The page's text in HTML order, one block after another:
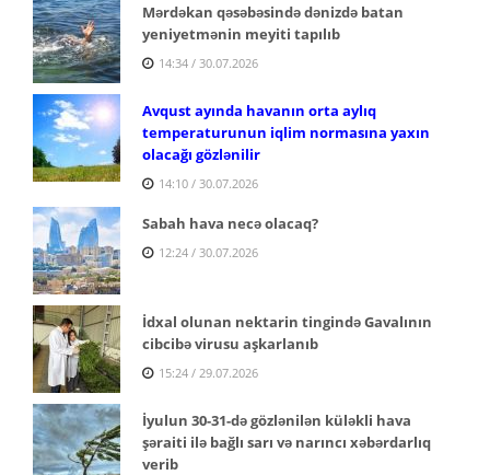
Mərdəkan qəsəbəsində dənizdə batan
yeniyetmənin meyiti tapılıb
14:34 / 30.07.2026
Avqust ayında havanın orta aylıq
temperaturunun iqlim normasına yaxın
olacağı gözlənilir
14:10 / 30.07.2026
Sabah hava necə olacaq?
12:24 / 30.07.2026
İdxal olunan nektarin tingində Gavalının
cibcibə virusu aşkarlanıb
15:24 / 29.07.2026
İyulun 30-31-də gözlənilən küləkli hava
şəraiti ilə bağlı sarı və narıncı xəbərdarlıq
verib